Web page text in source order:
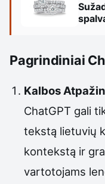
Pagrindiniai
Kalbos
ChatGPT gali
tekstą lietuvių
kontekstą ir
vartotojams